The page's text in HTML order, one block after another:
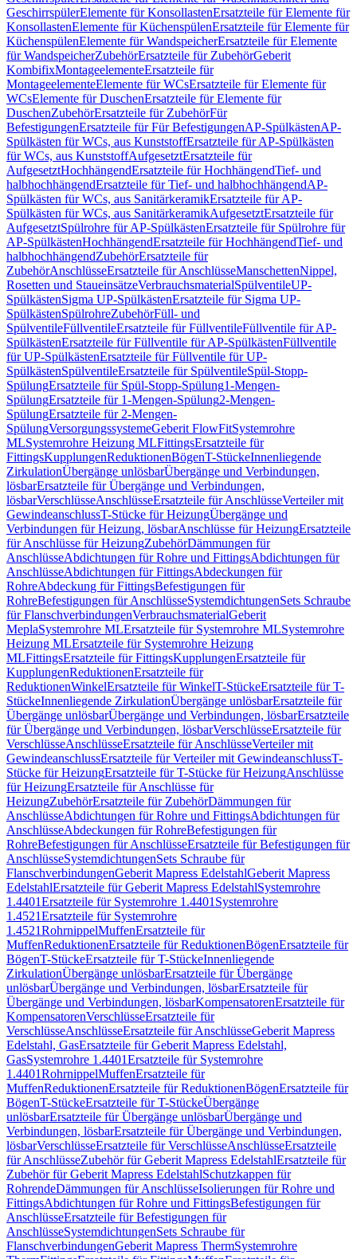
GeschirrspülerElemente für KonsollastenErsatzteile für Elemente für
KonsollastenElemente für KüchenspülenErsatzteile für Elemente für
KüchenspülenElemente für WandspeicherErsatzteile für Elemente
für WandspeicherZubehörErsatzteile für ZubehörGeberit
KombifixMontageelementeErsatzteile für
MontageelementeElemente für WCsErsatzteile für Elemente für
WCsElemente für DuschenErsatzteile für Elemente für
DuschenZubehörErsatzteile für ZubehörFür
BefestigungenErsatzteile für Für BefestigungenAP-SpülkästenAP-
Spülkästen für WCs, aus KunststoffErsatzteile für AP-Spülkästen
für WCs, aus KunststoffAufgesetztErsatzteile für
AufgesetztHochhängendErsatzteile für HochhängendTief- und
halbhochhängendErsatzteile für Tief- und halbhochhängendAP-
Spülkästen für WCs, aus SanitärkeramikErsatzteile für AP-
Spülkästen für WCs, aus SanitärkeramikAufgesetztErsatzteile für
AufgesetztSpülrohre für AP-SpülkästenErsatzteile für Spülrohre für
AP-SpülkästenHochhängendErsatzteile für HochhängendTief- und
halbhochhängendZubehörErsatzteile für
ZubehörAnschlüsseErsatzteile für AnschlüsseManschettenNippel,
Rosetten und StaueinsätzeVerbrauchsmaterialSpülventileUP-
SpülkästenSigma UP-SpülkästenErsatzteile für Sigma UP-
SpülkästenSpülrohreZubehörFüll- und
SpülventileFüllventileErsatzteile für FüllventileFüllventile für AP-
SpülkästenErsatzteile für Füllventile für AP-SpülkästenFüllventile
für UP-SpülkästenErsatzteile für Füllventile für UP-
SpülkästenSpülventileErsatzteile für SpülventileSpül-Stopp-
SpülungErsatzteile für Spül-Stopp-Spülung1-Mengen-
SpülungErsatzteile für 1-Mengen-Spülung2-Mengen-
SpülungErsatzteile für 2-Mengen-
SpülungVersorgungssystemeGeberit FlowFitSystemrohre
MLSystemrohre Heizung MLFittingsErsatzteile für
FittingsKupplungenReduktionenBögenT-StückeInnenliegende
ZirkulationÜbergänge unlösbarÜbergänge und Verbindungen,
lösbarErsatzteile für Übergänge und Verbindungen,
lösbarVerschlüsseAnschlüsseErsatzteile für AnschlüsseVerteiler mit
GewindeanschlussT-Stücke für HeizungÜbergänge und
Verbindungen für Heizung, lösbarAnschlüsse für HeizungErsatzteile
für Anschlüsse für HeizungZubehörDämmungen für
AnschlüsseAbdichtungen für Rohre und FittingsAbdichtungen für
AnschlüsseAbdichtungen für FittingsAbdeckungen für
RohreAbdeckung für FittingsBefestigungen für
RohreBefestigungen für AnschlüsseSystemdichtungenSets Schraube
für FlanschverbindungenVerbrauchsmaterialGeberit
MeplaSystemrohre MLErsatzteile für Systemrohre MLSystemrohre
Heizung MLErsatzteile für Systemrohre Heizung
MLFittingsErsatzteile für FittingsKupplungenErsatzteile für
KupplungenReduktionenErsatzteile für
ReduktionenWinkelErsatzteile für WinkelT-StückeErsatzteile für T-
StückeInnenliegende ZirkulationÜbergänge unlösbarErsatzteile für
Übergänge unlösbarÜbergänge und Verbindungen, lösbarErsatzteile
für Übergänge und Verbindungen, lösbarVerschlüsseErsatzteile für
VerschlüsseAnschlüsseErsatzteile für AnschlüsseVerteiler mit
GewindeanschlussErsatzteile für Verteiler mit GewindeanschlussT-
Stücke für HeizungErsatzteile für T-Stücke für HeizungAnschlüsse
für HeizungErsatzteile für Anschlüsse für
HeizungZubehörErsatzteile für ZubehörDämmungen für
AnschlüsseAbdichtungen für Rohre und FittingsAbdichtungen für
AnschlüsseAbdeckungen für RohreBefestigungen für
RohreBefestigungen für AnschlüsseErsatzteile für Befestigungen für
AnschlüsseSystemdichtungenSets Schraube für
FlanschverbindungenGeberit Mapress EdelstahlGeberit Mapress
EdelstahlErsatzteile für Geberit Mapress EdelstahlSystemrohre
1.4401Ersatzteile für Systemrohre 1.4401 Systemrohre
1.4521Ersatzteile für Systemrohre
1.4521RohrnippelMuffenErsatzteile für
MuffenReduktionenErsatzteile für ReduktionenBögenErsatzteile für
BögenT-StückeErsatzteile für T-StückeInnenliegende
ZirkulationÜbergänge unlösbarErsatzteile für Übergänge
unlösbarÜbergänge und Verbindungen, lösbarErsatzteile für
Übergänge und Verbindungen, lösbarKompensatorenErsatzteile für
KompensatorenVerschlüsseErsatzteile für
VerschlüsseAnschlüsseErsatzteile für AnschlüsseGeberit Mapress
Edelstahl, GasErsatzteile für Geberit Mapress Edelstahl,
GasSystemrohre 1.4401Ersatzteile für Systemrohre
1.4401RohrnippelMuffenErsatzteile für
MuffenReduktionenErsatzteile für ReduktionenBögenErsatzteile für
BögenT-StückeErsatzteile für T-StückeÜbergänge
unlösbarErsatzteile für Übergänge unlösbarÜbergänge und
Verbindungen, lösbarErsatzteile für Übergänge und Verbindungen,
lösbarVerschlüsseErsatzteile für VerschlüsseAnschlüsseErsatzteile
für AnschlüsseZubehör für Geberit Mapress EdelstahlErsatzteile für
Zubehör für Geberit Mapress EdelstahlSchutzkappen für
RohrendeDämmungen für AnschlüsseIsolierungen für Rohre und
FittingsAbdichtungen für Rohre und FittingsBefestigungen für
AnschlüsseErsatzteile für Befestigungen für
AnschlüsseSystemdichtungenSets Schraube für
FlanschverbindungenGeberit Mapress ThermSystemrohre